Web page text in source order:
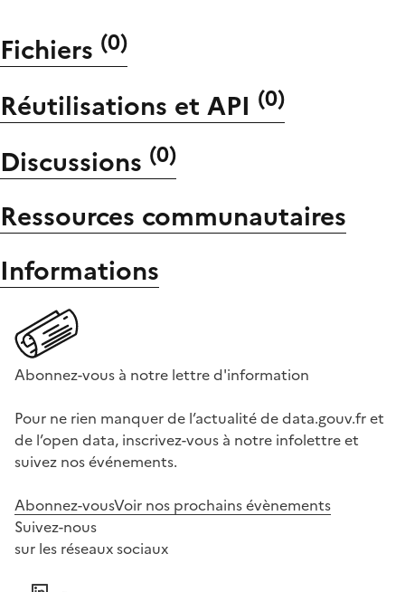
Fichiers (0)
Réutilisations et API (0)
Discussions (0)
Ressources communautaires
Informations
Abonnez-vous à notre lettre d'information
Pour ne rien manquer de l’actualité de data.gouv.fr et
de l’open data, inscrivez-vous à notre infolettre et
suivez nos événements.
Abonnez-vousVoir nos prochains évènements
Suivez-nous
sur les réseaux sociaux